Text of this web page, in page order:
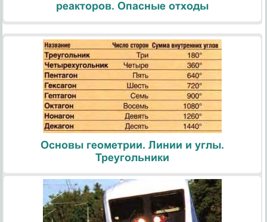
реакторов. Опасные отходы
Основы геометрии. Линии и углы.
Треугольники